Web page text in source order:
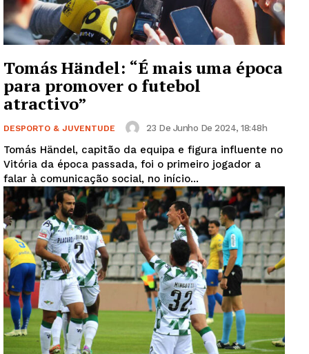
Guimarães, agora!
Tomás Händel: “É mais uma época
para promover o futebol
atractivo”
DESPORTO & JUVENTUDE 23 De Junho De 2024, 18:48h
Tomás Händel, capitão da equipa e figura influente no
Vitória da época passada, foi o primeiro jogador a
falar à comunicação social, no início...